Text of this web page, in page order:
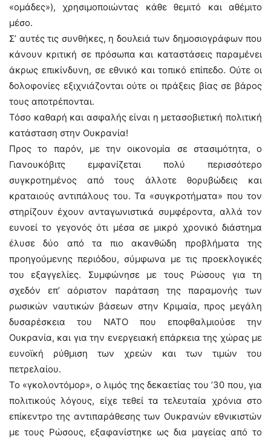
«ομάδες»), χρησιμοποιώντας κάθε θεμιτό και αθέμιτο
μέσο.
Σ’ αυτές τις συνθήκες, η δουλειά των δημοσιογράφων που
κάνουν κριτική σε πρόσωπα και καταστάσεις παραμένει
άκρως επικίνδυνη, σε εθνικό και τοπικό επίπεδο. Ούτε οι
δολοφονίες εξιχνιάζονται ούτε οι πράξεις βίας σε βάρος
τους αποτρέπονται.
Τόσο καθαρή και ασφαλής είναι η μετασοβιετική πολιτική
κατάσταση στην Ουκρανία!
Προς το παρόν, με την οικονομία σε στασιμότητα, ο
Γιανουκόβιτς εμφανίζεται πολύ περισσότερο
συγκροτημένος από τους άλλοτε θορυβώδεις και
κραταιούς αντιπάλους του. Τα «συγκροτήματα» που τον
στηρίζουν έχουν ανταγωνιστικά συμφέροντα, αλλά τον
ευνοεί το γεγονός ότι μέσα σε μικρό χρονικό διάστημα
έλυσε δύο από τα πιο ακανθώδη προβλήματα της
προηγούμενης περιόδου, σύμφωνα με τις προεκλογικές
του εξαγγελίες. Συμφώνησε με τους Ρώσους για τη
σχεδόν επ’ αόριστον παράταση της παραμονής των
ρωσικών ναυτικών βάσεων στην Κριμαία, προς μεγάλη
δυσαρέσκεια του ΝΑΤΟ που εποφθαλμιούσε την
Ουκρανία, και για την ενεργειακή επάρκεια της χώρας με
ευνοϊκή ρύθμιση των χρεών και των τιμών του
πετρελαίου.
Το «γκολοντόμορ», ο λιμός της δεκαετίας του ’30 που, για
πολιτικούς λόγους, είχε τεθεί τα τελευταία χρόνια στο
επίκεντρο της αντιπαράθεσης των Ουκρανών εθνικιστών
με τους Ρώσους, εξαφανίστηκε ως δια μαγείας από το